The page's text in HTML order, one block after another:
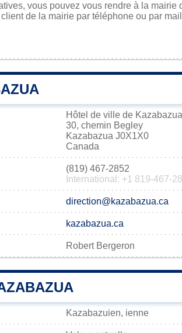
vous pouvez vous rendre à la
de la mairie par téléphone ou par
Hôtel de ville de Kazabazua
30, chemin Begley
Kazabazua J0X1X0
Canada
(819) 467-2852
International: +1 819-467-
direction@kazabazua.ca
kazabazua.ca
Robert Bergeron
Kazabazuien, ienne